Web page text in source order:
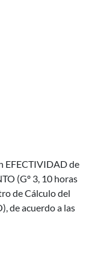
EFECTIVIDAD de
(Gº 3, 10 horas
de Cálculo del
de acuerdo a las